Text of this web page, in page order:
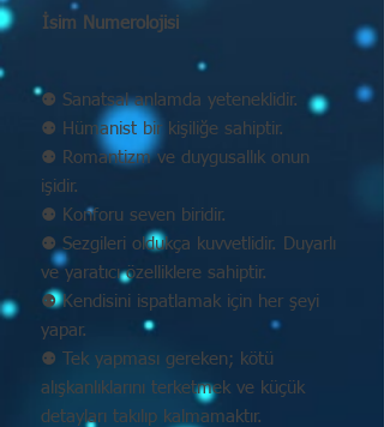
İsim Numerolojisi
⚉ Sanatsal anlamda yeteneklidir.
⚉ Hümanist bir kişiliğe sahiptir.
⚉ Romantizm ve duygusallık onun
işidir.
⚉ Konforu seven biridir.
⚉ Sezgileri oldukça kuvvetlidir. Duyarlı
ve yaratıcı özelliklere sahiptir.
⚉ Kendisini ispatlamak için her şeyi
yapar.
⚉ Tek yapması gereken; kötü
alışkanlıklarını terketmek ve küçük
detayları takılıp kalmamaktır.